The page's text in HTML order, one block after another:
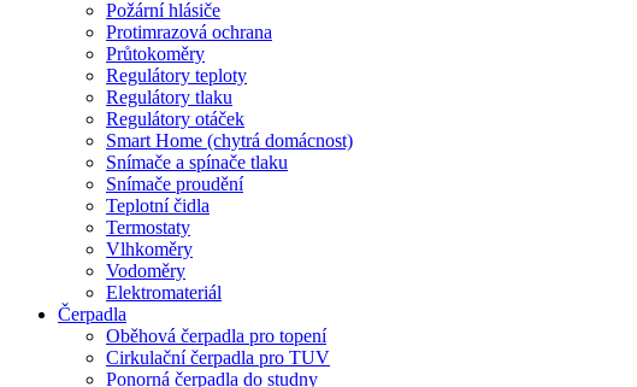
Požární hlásiče
Protimrazová ochrana
Průtokoměry
Regulátory teploty
Regulátory tlaku
Regulátory otáček
Smart Home (chytrá domácnost)
Snímače a spínače tlaku
Snímače proudění
Teplotní čidla
Termostaty
Vlhkoměry
Vodoměry
Elektromateriál
Čerpadla
Oběhová čerpadla pro topení
Cirkulační čerpadla pro TUV
Ponorná čerpadla do studny